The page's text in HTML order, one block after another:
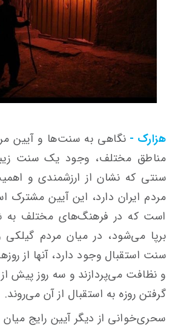
هزارک - نگاهی به سنت‌ها و آیین
مناطق مختلف، وجود یک سنت زیبا
سنتی که نشان از ارزشمندی و
مردم ایران دارد، این آیین مشترک
است که در فرهنگ‌های مختلف به
برپا می‌شود، در میان مردم گیلکی
سنت استقبال وجود دارد، آنها از
و نظافت می‌پردازند و سه روز پیش
گرفتن روزه به استقبال از آن می‌روند.
سحری‌خوانی از دیگر آیین رایج میان